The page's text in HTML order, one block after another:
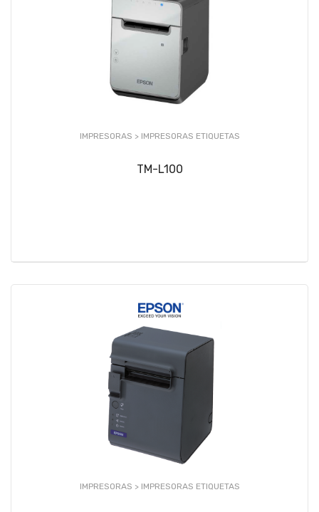
IMPRESORAS > IMPRESORAS ETIQUETAS
TM-L100
IMPRESORAS > IMPRESORAS ETIQUETAS